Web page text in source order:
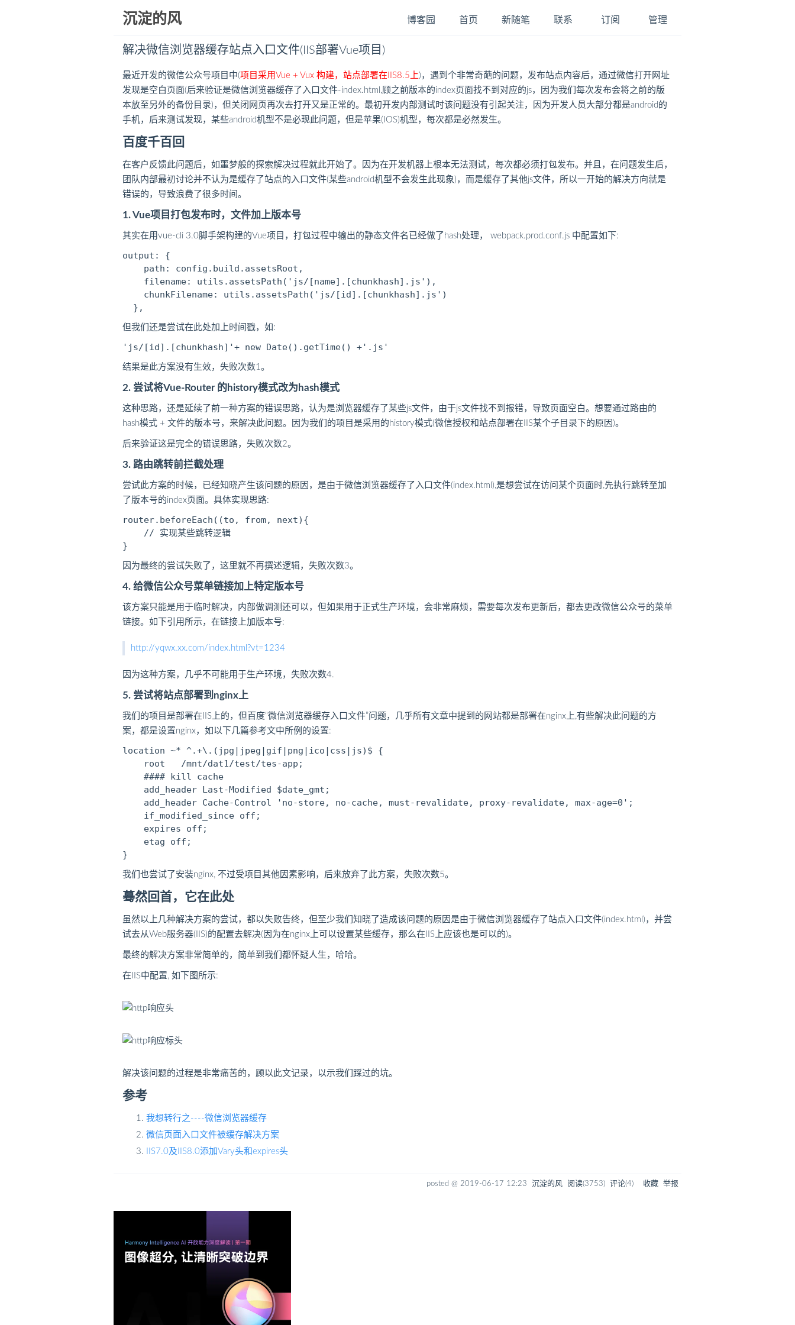
沉淀的风 博客园 首页 新随笔 联系 订阅 管理
解决微信浏览器缓存站点入口文件(IIS部署Vue项目)
最近开发的微信公众号项目中(项目采用Vue + Vux 构建，站点部署在IIS8.5上)，遇到个非常奇葩的问题，发布站点内容后，通过微信打开网址
发现是空白页面(后来验证是微信浏览器缓存了入口文件-index.html,顾之前版本的index页面找不到对应的js，因为我们每次发布会将之前的版
本放至另外的备份目录)，但关闭网页再次去打开又是正常的。最初开发内部测试时该问题没有引起关注，因为开发人员大部分都是android的
手机，后来测试发现，某些android机型不是必现此问题，但是苹果(IOS)机型，每次都是必然发生。
百度千百回
在客户反馈此问题后，如噩梦般的探索解决过程就此开始了。因为在开发机器上根本无法测试，每次都必须打包发布。并且，在问题发生后，
团队内部最初讨论并不认为是缓存了站点的入口文件(某些android机型不会发生此现象)，而是缓存了其他js文件，所以一开始的解决方向就是
错误的，导致浪费了很多时间。
1. Vue项目打包发布时，文件加上版本号
其实在用vue-cli 3.0脚手架构建的Vue项目，打包过程中输出的静态文件名已经做了hash处理， webpack.prod.conf.js 中配置如下:
output: {
    path: config.build.assetsRoot,
    filename: utils.assetsPath('js/[name].[chunkhash].js'),
    chunkFilename: utils.assetsPath('js/[id].[chunkhash].js')
但我们还是尝试在此处加上时间戳，如:
结果是此方案没有生效，失败次数1。
2. 尝试将Vue-Router 的history模式改为hash模式
这种思路，还是延续了前一种方案的错误思路，认为是浏览器缓存了某些js文件，由于js文件找不到报错，导致页面空白。想要通过路由的
hash模式 + 文件的版本号，来解决此问题。因为我们的项目是采用的history模式(微信授权和站点部署在IIS某个子目录下的原因)。
后来验证这是完全的错误思路，失败次数2。
3. 路由跳转前拦截处理
尝试此方案的时候，已经知晓产生该问题的原因，是由于微信浏览器缓存了入口文件(index.html),是想尝试在访问某个页面时,先执行跳转至加
了版本号的index页面。具体实现思路:
router.beforeEach((to, from, next){
    // 实现某些跳转逻辑
因为最终的尝试失败了，这里就不再撰述逻辑，失败次数3。
4. 给微信公众号菜单链接加上特定版本号
该方案只能是用于临时解决，内部做调测还可以，但如果用于正式生产环境，会非常麻烦，需要每次发布更新后，都去更改微信公众号的菜单
链接。如下引用所示，在链接上加版本号:
http://yqwx.xx.com/index.html?vt=1234
因为这种方案，几乎不可能用于生产环境，失败次数4.
5. 尝试将站点部署到nginx上
我们的项目是部署在IIS上的，但百度“微信浏览器缓存入口文件”问题，几乎所有文章中提到的网站都是部署在nginx上,有些解决此问题的方
案，都是设置nginx，如以下几篇参考文中所例的设置:
location ~* ^.+\.(jpg|jpeg|gif|png|ico|css|js)$ {
    root   /mnt/dat1/test/tes-app;
    #### kill cache
    add_header Last-Modified $date_gmt;
    add_header Cache-Control 'no-store, no-cache, must-revalidate, proxy-revalidate, max-age=0';
    if_modified_since off;
    expires off;
    etag off;
我们也尝试了安装nginx, 不过受项目其他因素影响，后来放弃了此方案，失败次数5。
蓦然回首，它在此处
虽然以上几种解决方案的尝试，都以失败告终，但至少我们知晓了造成该问题的原因是由于微信浏览器缓存了站点入口文件(index.html)，并尝
试去从Web服务器(IIS)的配置去解决(因为在nginx上可以设置某些缓存，那么在IIS上应该也是可以的)。
最终的解决方案非常简单的，简单到我们都怀疑人生，哈哈。
在IIS中配置, 如下图所示:
解决该问题的过程是非常痛苦的，顾以此文记录，以示我们踩过的坑。
参考
我想转行之----微信浏览器缓存
微信页面入口文件被缓存解决方案
IIS7.0及IIS8.0添加Vary头和expires头
posted @ 2019-06-17 12:23 沉淀的风 阅读(3753) 评论(4) 收藏 举报